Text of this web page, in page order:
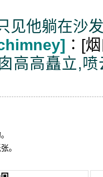
见他躺在沙
∶[
高高矗立,
。